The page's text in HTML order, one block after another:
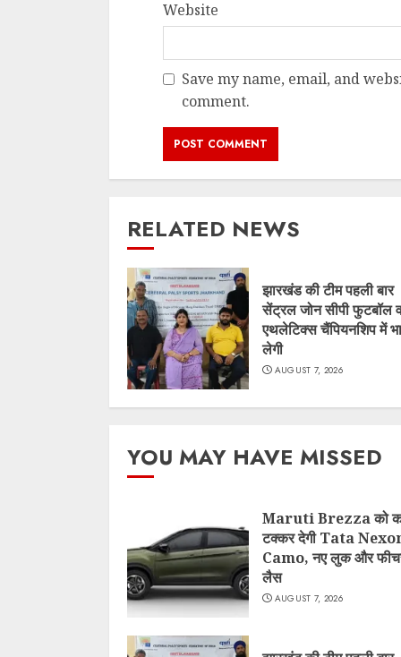
Website
Save my name, email, and
comment.
RELATED NEWS
झारखंड की टीम पहली बार
सेंट्रल जोन सीपी फुटबॉल
एथलेटिक्स चैंपियनशिप में
लेगी
AUGUST 7, 2026
YOU MAY HAVE MISSED
Maruti Brezza को
टक्कर देगी Tata
Camo, नए लुक और
लैस
AUGUST 7, 2026